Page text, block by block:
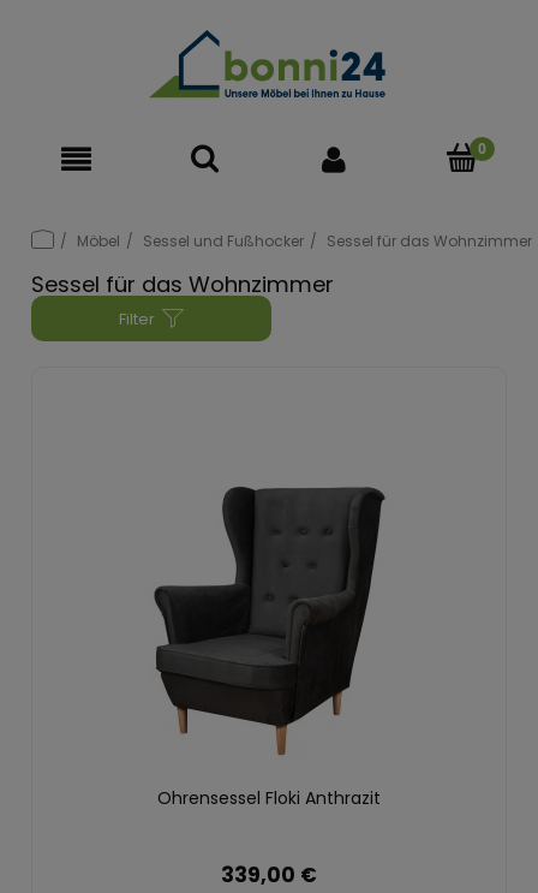
Möbel Sessel und Fußhocker Sessel für das Wohnzimmer
Sessel für das Wohnzimmer
Filter
Ohrensessel Floki Anthrazit
339,00 €